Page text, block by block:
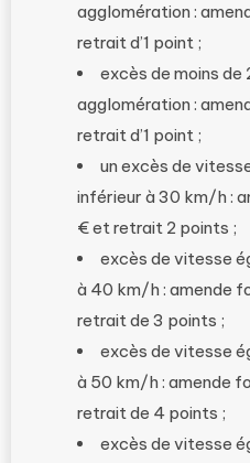
agglomération :
retrait d’1 point ;
excès de moins
agglomération :
retrait d’1 point ;
un excès de
inférieur à 30 km/h :
€ et retrait 2 points ;
excès de vitesse
à 40 km/h : amende
retrait de 3 points ;
excès de vitesse
à 50 km/h : amende
retrait de 4 points ;
excès de vitesse